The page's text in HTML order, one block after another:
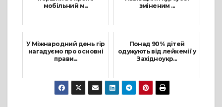
мобільний м...
зміненим ...
У Міжнародний день гір
нагадуємо про основні
прави...
11 Грудня, 2021
Понад 90% дітей
одужують від лейкемії у
Західноукр...
31 Січня, 2022